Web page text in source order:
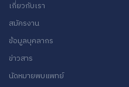
เกี่ยวกับเรา
สมัครงาน
ข้อมูลบุคลากร
ข่าวสาร
นัดหมายพบแพทย์